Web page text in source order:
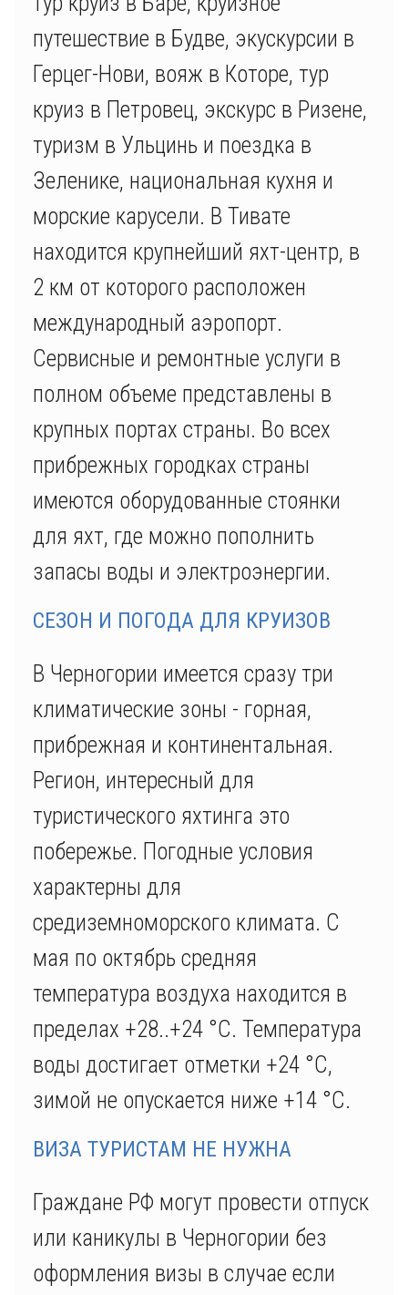
путешествие в Будве, экускурсии в
Герцег-Нови, вояж в Которе, тур
круиз в Петровец, экскурс в Ризене,
туризм в Ульцинь и поездка в
Зеленике, национальная кухня и
морские карусели. В Тивате
находится крупнейший яхт-центр, в
2 км от которого расположен
международный аэропорт.
Сервисные и ремонтные услуги в
полном объеме представлены в
крупных портах страны. Во всех
прибрежных городках страны
имеются оборудованные стоянки
для яхт, где можно пополнить
запасы воды и электроэнергии.
СЕЗОН И ПОГОДА ДЛЯ КРУИЗОВ
В Черногории имеется сразу три
климатические зоны - горная,
прибрежная и континентальная.
Регион, интересный для
туристического яхтинга это
побережье. Погодные условия
характерны для
средиземноморского климата. С
мая по октябрь средняя
температура воздуха находится в
пределах +28..+24 °С. Температура
воды достигает отметки +24 °С,
зимой не опускается ниже +14 °С.
ВИЗА ТУРИСТАМ НЕ НУЖНА
Граждане РФ могут провести отпуск
или каникулы в Черногории без
оформления визы в случае если